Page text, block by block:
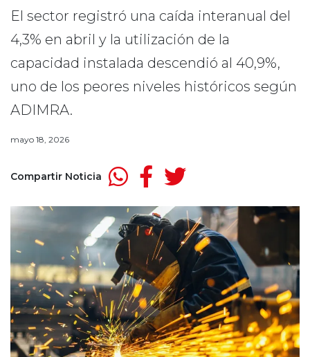
El sector registró una caída interanual del
4,3% en abril y la utilización de la
capacidad instalada descendió al 40,9%,
uno de los peores niveles históricos según
ADIMRA.
mayo 18, 2026
Compartir Noticia